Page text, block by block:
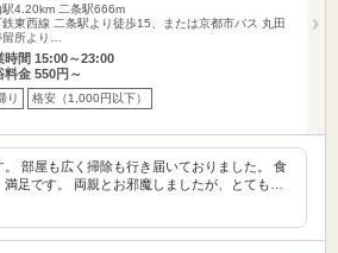
駅4.20km 二条駅666m
鉄東西線 二条駅より徒歩15、または京都市バス 丸田
所より…
時間 15:00～23:00
料金 550円～
り 格安（1,000円以下）
。 部屋も広く掃除も行き届いておりました。 食
満足です。 両親とお邪魔しましたが、とても…